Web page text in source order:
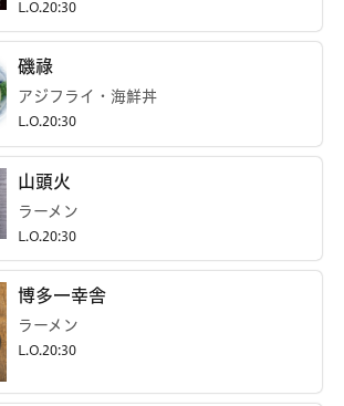
L.O.20:30
磯祿
アジフライ・海鮮丼
L.O.20:30
山頭火
ラーメン
L.O.20:30
博多一幸舎
ラーメン
L.O.20:30